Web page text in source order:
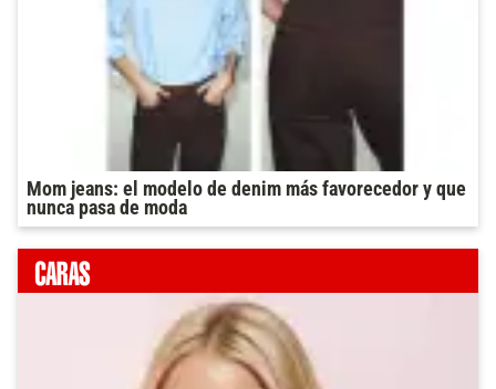
Mom jeans: el modelo de denim más favorecedor y que
nunca pasa de moda